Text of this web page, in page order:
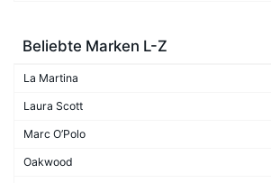
Beliebte Marken L-Z
La Martina
Laura Scott
Marc O’Polo
Oakwood